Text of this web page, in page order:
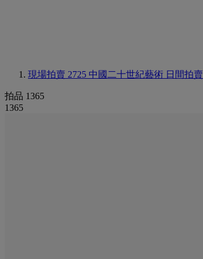
現場拍賣 2725 中國二十世紀藝術 日間拍賣
拍品 1365
1365